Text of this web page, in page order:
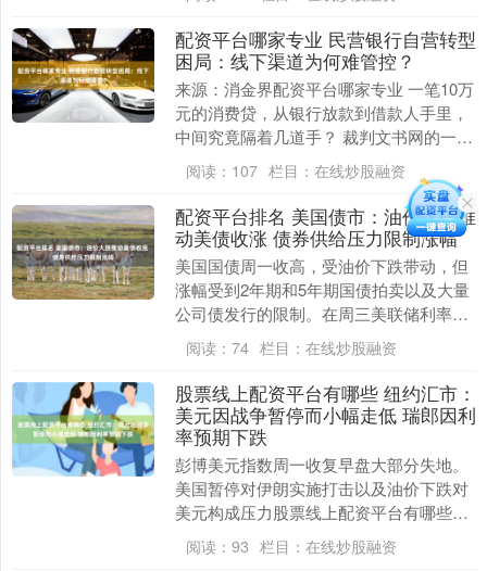
前....
配资平台哪家专业 民营银行自营转型
困局：线下渠道为何难管控？
来源：消金界配资平台哪家专业 一笔10万
元的消费贷，从银行放款到借款人手里，
中间究竟隔着几道手？ 裁判文书网的一则
案例给出了答案。 这个模式比较简单，某
民营银行....
阅读： 107 栏目： 在线炒股融资
配资平台排名 美国债市：油价大跌推
动美债收涨 债券供给压力限制涨幅
美国国债周一收高，受油价下跌带动，但
涨幅受到2年期和5年期国债拍卖以及大量
公司债发行的限制。在周三美联储利率决
议公布前配资平台排名，市场缺乏基本面
催化剂，国债期....
阅读： 74 栏目： 在线炒股融资
股票线上配资平台有哪些 纽约汇市：
美元因战争暂停而小幅走低 瑞郎因利
率预期下跌
彭博美元指数周一收复早盘大部分失地。
美国暂停对伊朗实施打击以及油价下跌对
美元构成压力股票线上配资平台有哪些，
但市场仍认为美联储本周晚些时候存在一
定加息可能，抵消....
阅读： 93 栏目： 在线炒股融资